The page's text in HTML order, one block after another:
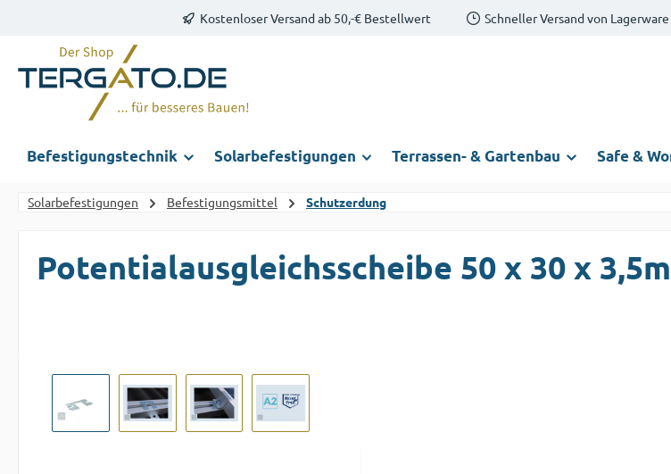
Zur Hauptnavigation springenKostenloser Versand ab 50,-€ Bestellwert Schneller Versand von Lagerware
Befestigungstechnik Solarbefestigungen Terrassen- & Gartenbau Safe &
Solarbefestigungen Befestigungsmittel Schutzerdung
Potentialausgleichsscheibe 50 x 30 x
Bildergalerie überspringen